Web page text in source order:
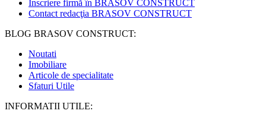
Inscriere firmă în BRASOV CONSTRUCT
Contact redacţia BRASOV CONSTRUCT
BLOG BRASOV CONSTRUCT:
Noutati
Imobiliare
Articole de specialitate
Sfaturi Utile
INFORMATII UTILE: